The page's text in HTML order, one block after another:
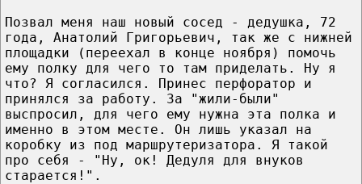
Позвал меня наш новый сосед - дедушка, 72
года, Анатолий Григорьевич, так же с нижней
площадки (переехал в конце ноября) помочь
ему полку для чего то там приделать. Ну я
что? Я согласился. Принес перфоратор и
принялся за работу. За "жили-были"
выспросил, для чего ему нужна эта полка и
именно в этом месте. Он лишь указал на
коробку из под маршрутеризатора. Я такой
про себя - "Ну, ок! Дедуля для внуков
старается!".